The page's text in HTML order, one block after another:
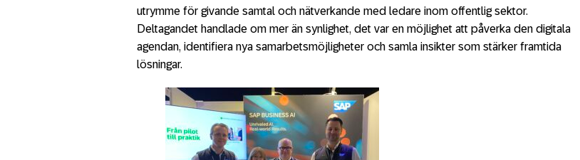
utrymme för givande samtal och nätverkande med ledare inom offentlig sektor.
Deltagandet handlade om mer än synlighet, det var en möjlighet att påverka den digitala
agendan, identifiera nya samarbetsmöjligheter och samla insikter som stärker framtida
lösningar.